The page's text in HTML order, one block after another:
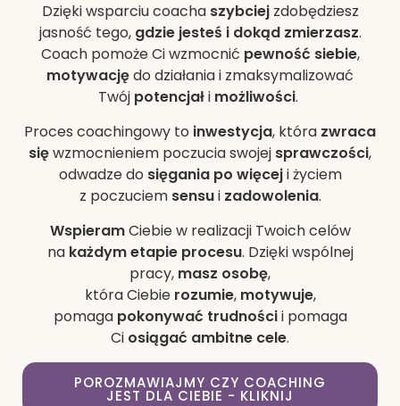
Dzięki wsparciu coacha szybciejzdobędziesz
jasność tego, gdzie jesteś i dokąd zmierzasz.
Coach pomoże Ci wzmocnić pewność siebie,
motywacjędo działania i zmaksymalizować
Twój potencjałi możliwości.
Proces coachingowy to inwestycja, która zwraca
sięwzmocnieniem poczucia swojej sprawczości,
odwadze do sięgania po więceji życiem
z poczuciem sensui zadowolenia.
WspieramCiebie w realizacji Twoich celów
na każdym etapie procesu. Dzięki wspólnej
pracy, masz osobę,
która Ciebie rozumie, motywuje,
pomaga pokonywać trudnościi pomaga
Ci osiągać ambitne cele.
POROZMAWIAJMY CZY COACHING
JEST DLA CIEBIE - KLIKNIJ